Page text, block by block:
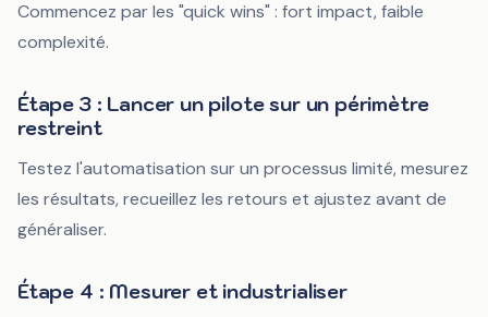
Commencez par les "quick wins" : fort impact, faible
complexité.
Étape 3 : Lancer un pilote sur un périmètre
restreint
Testez l'automatisation sur un processus limité, mesurez
les résultats, recueillez les retours et ajustez avant de
généraliser.
Étape 4 : Mesurer et industrialiser